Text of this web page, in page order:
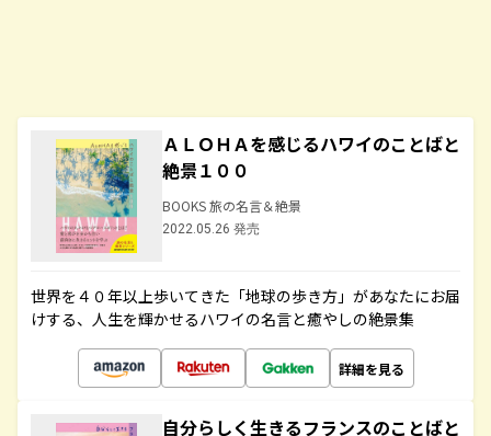
ＡＬＯＨＡを感じるハワイのことばと
絶景１００
BOOKS 旅の名言＆絶景
2022.05.26 発売
世界を４０年以上歩いてきた「地球の歩き方」があなたにお届
けする、人生を輝かせるハワイの名言と癒やしの絶景集
詳細を見る
自分らしく生きるフランスのことばと